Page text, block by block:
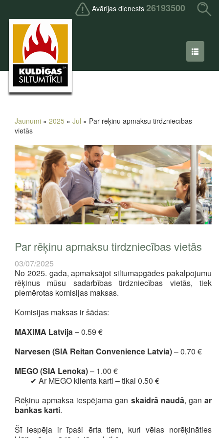
Avārijas dienests 26193500
Jaunumi » 2025 » Jul » Par rēķinu apmaksu tirdzniecības
vietās
Par rēķinu apmaksu tirdzniecības vietās
03/07/2025
No 2025. gada, apmaksājot siltumapgādes pakalpojumu
rēķinus mūsu sadarbības tirdzniecības vietās, tiek
piemērotas komisijas maksas.
Komisijas maksas ir šādas:
MAXIMA Latvija – 0.59 €
Narvesen (SIA Reitan Convenience Latvia)– 0.70 €
MEGO (SIA Lenoka)– 1.00 €
✔ Ar MEGO klienta karti – tikai 0.50 €
Rēķinu apmaksa iespējama gan skaidrā naudā, ganar
bankas karti.
Šī iespēja ir īpaši ērta tiem, kuri vēlas norēķināties